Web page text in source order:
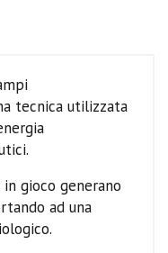
tecnica utilizzata
gioco generano
ad una